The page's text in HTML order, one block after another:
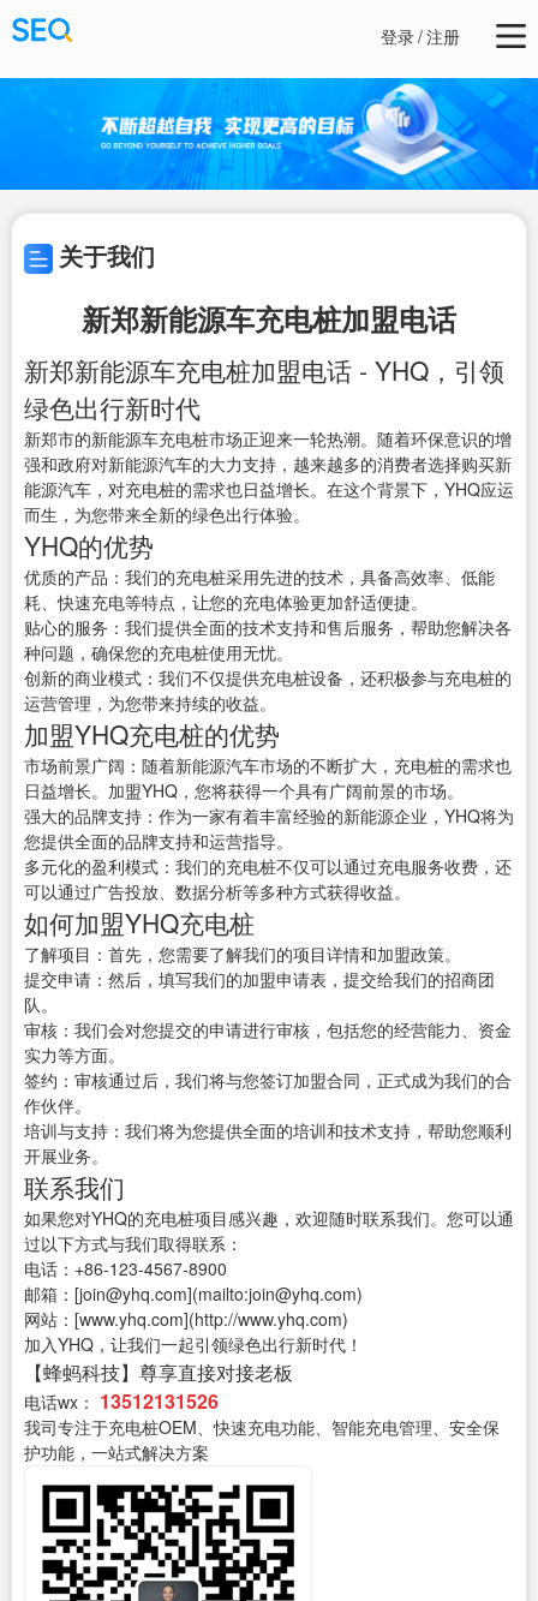
登录/注册
关于我们
新郑新能源车充电桩加盟电话
新郑新能源车充电桩加盟电话 - YHQ，引领
绿色出行新时代
新郑市的新能源车充电桩市场正迎来一轮热潮。随着环保意识的增
强和政府对新能源汽车的大力支持，越来越多的消费者选择购买新
能源汽车，对充电桩的需求也日益增长。在这个背景下，YHQ应运
而生，为您带来全新的绿色出行体验。
YHQ的优势
优质的产品：我们的充电桩采用先进的技术，具备高效率、低能
耗、快速充电等特点，让您的充电体验更加舒适便捷。
贴心的服务：我们提供全面的技术支持和售后服务，帮助您解决各
种问题，确保您的充电桩使用无忧。
创新的商业模式：我们不仅提供充电桩设备，还积极参与充电桩的
运营管理，为您带来持续的收益。
加盟YHQ充电桩的优势
市场前景广阔：随着新能源汽车市场的不断扩大，充电桩的需求也
日益增长。加盟YHQ，您将获得一个具有广阔前景的市场。
强大的品牌支持：作为一家有着丰富经验的新能源企业，YHQ将为
您提供全面的品牌支持和运营指导。
多元化的盈利模式：我们的充电桩不仅可以通过充电服务收费，还
可以通过广告投放、数据分析等多种方式获得收益。
如何加盟YHQ充电桩
了解项目：首先，您需要了解我们的项目详情和加盟政策。
提交申请：然后，填写我们的加盟申请表，提交给我们的招商团
队。
审核：我们会对您提交的申请进行审核，包括您的经营能力、资金
实力等方面。
签约：审核通过后，我们将与您签订加盟合同，正式成为我们的合
作伙伴。
培训与支持：我们将为您提供全面的培训和技术支持，帮助您顺利
开展业务。
联系我们
如果您对YHQ的充电桩项目感兴趣，欢迎随时联系我们。您可以通
过以下方式与我们取得联系：
电话：+86-123-4567-8900
邮箱：[join@yhq.com](mailto:join@yhq.com)
网站：[www.yhq.com](http://www.yhq.com)
加入YHQ，让我们一起引领绿色出行新时代！
【蜂蚂科技】尊享直接对接老板
电话wx： 13512131526
我司专注于充电桩OEM、快速充电功能、智能充电管理、安全保
护功能，一站式解决方案